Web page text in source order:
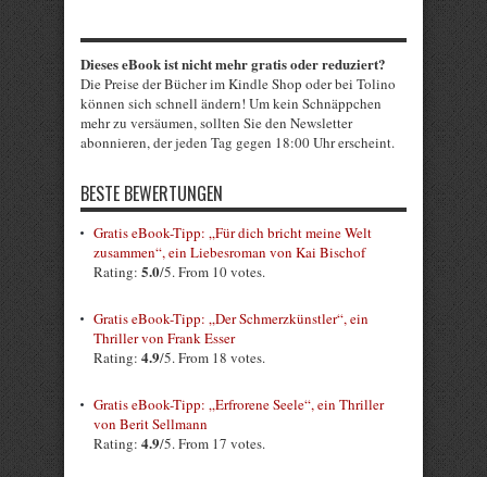
Dieses eBook ist nicht mehr gratis oder reduziert?
Die Preise der Bücher im Kindle Shop oder bei Tolino
können sich schnell ändern! Um kein Schnäppchen
mehr zu versäumen, sollten Sie den Newsletter
abonnieren, der jeden Tag gegen 18:00 Uhr erscheint.
BESTE BEWERTUNGEN
Gratis eBook-Tipp: „Für dich bricht meine Welt
zusammen“, ein Liebesroman von Kai Bischof
Rating: 5.0/5. From 10 votes.
Gratis eBook-Tipp: „Der Schmerzkünstler“, ein
Thriller von Frank Esser
Rating: 4.9/5. From 18 votes.
Gratis eBook-Tipp: „Erfrorene Seele“, ein Thriller
von Berit Sellmann
Rating: 4.9/5. From 17 votes.